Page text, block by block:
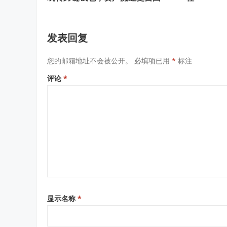
发表回复
您的邮箱地址不会被公开。 必填项已用 * 标注
评论 *
显示名称 *